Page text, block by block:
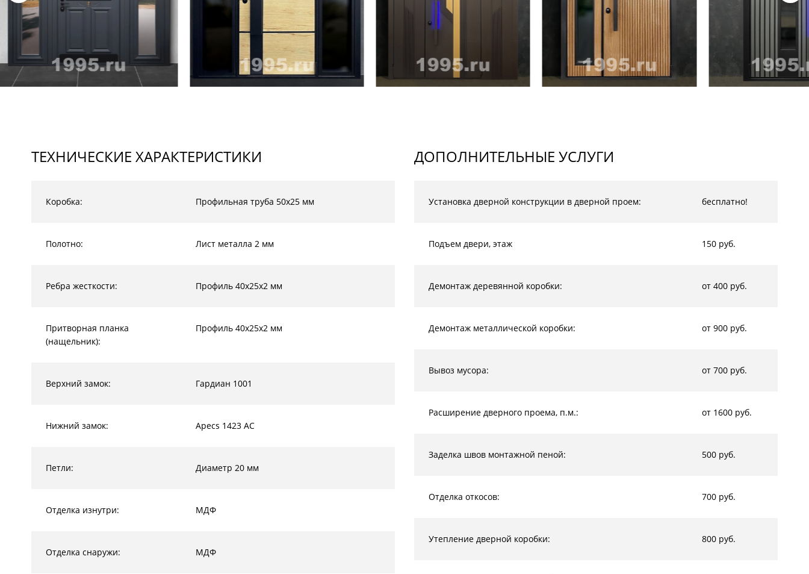
ТЕХНИЧЕСКИЕ ХАРАКТЕРИСТИКИ
Коробка: Профильная труба 50х25 мм
Полотно: Лист металла 2 мм
Ребра жесткости: Профиль 40х25х2 мм
Притворная планка
(нащельник):
Профиль 40х25х2 мм
Верхний замок: Гардиан 1001
Нижний замок: Apecs 1423 AC
Петли: Диаметр 20 мм
Отделка изнутри: МДФ
Отделка снаружи: МДФ
ДОПОЛНИТЕЛЬНЫЕ УСЛУГИ
Установка дверной конструкции в дверной проем: бесплатно!
Подъем двери, этаж 150 руб.
Демонтаж деревянной коробки: от 400 руб.
Демонтаж металлической коробки: от 900 руб.
Вывоз мусора: от 700 руб.
Расширение дверного проема, п.м.: от 1600 руб.
Заделка швов монтажной пеной: 500 руб.
Отделка откосов: 700 руб.
Утепление дверной коробки: 800 руб.